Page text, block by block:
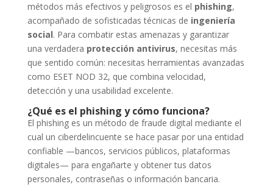
métodos más efectivos y peligrosos es el phishing,
acompañado de sofisticadas técnicas de ingeniería
social. Para combatir estas amenazas y garantizar
una verdadera protección antivirus, necesitas más
que sentido común: necesitas herramientas avanzadas
como ESET NOD 32, que combina velocidad,
detección y una usabilidad excelente.
¿Qué es el phishing y cómo funciona?
El phishing es un método de fraude digital mediante el
cual un ciberdelincuente se hace pasar por una entidad
confiable —bancos, servicios públicos, plataformas
digitales— para engañarte y obtener tus datos
personales, contraseñas o información bancaria.